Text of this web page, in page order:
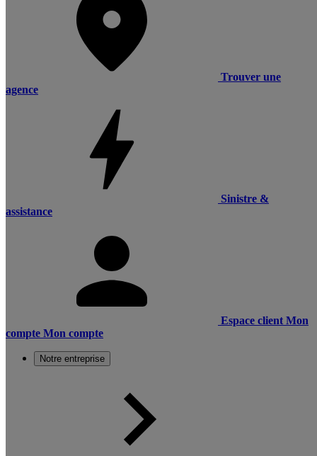
Trouver une
agence
Sinistre &
assistance
Espace client Mon
compte Mon compte
Notre entreprise